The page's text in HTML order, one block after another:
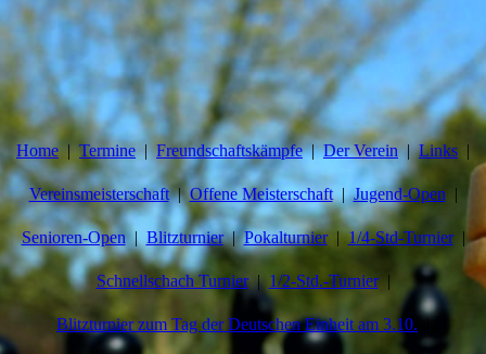
Home Termine Freundschaftskämpfe Der Verein Links
Vereinsmeisterschaft Offene Meisterschaft Jugend-Open
Senioren-Open Blitzturnier Pokalturnier 1/4-Std-Turnier
Schnellschach Turnier 1/2-Std.-Turnier
Blitzturnier zum Tag der Deutschen Einheit am 3.10.